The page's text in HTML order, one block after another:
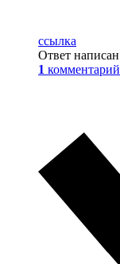
ссылка
Ответ написан
1 комментарий